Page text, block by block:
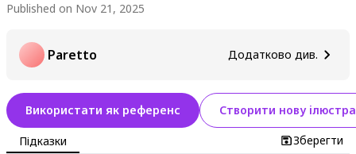
Published on Nov 21, 2025
Paretto Додатково див.
Використати як референс Створити нову
Підказки Зберегти